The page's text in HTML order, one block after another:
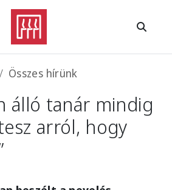
Összes hírünk
álló tanár mindig
arról, hogy